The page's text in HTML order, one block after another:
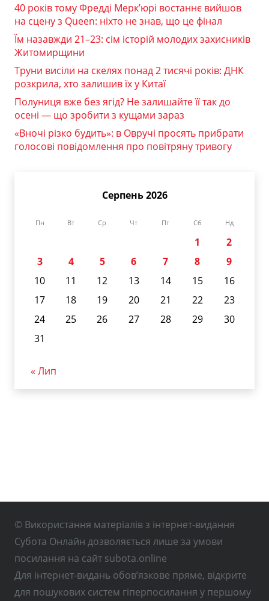
40 років тому Фредді Мерк’юрі востаннє вийшов
на сцену з Queen: ніхто не знав, що це фінал
Їм назавжди 21–23: сім історій молодих захисників
Житомирщини
Труни висіли на скелях понад 2 тисячі років: ДНК
розкрила, хто залишив їх у Китаї
Полуниця вже без ягід? Не залишайте її так до
осені — що зробити з кущами зараз
«Вночі різко будить»: в Овручі просять прибрати
голосові повідомлення про повітряну тривогу
Серпень 2026
Пн Вт Ср Чт Пт Сб Нд
1
2
3
4 5 6 7 8
9
10
11 12 13 14 15
16
17
18 19 20 21 22
23
24
25 26 27 28 29
30
31
« Лип
© Використання матеріалів з інтернет-видання
Субота Онлайн дозволяється лише за умови
посилання на сайт subota.online
Для інтернет-видань обов’язкове пряме, відкрите
для пошукових систем гіперпосилання у першому